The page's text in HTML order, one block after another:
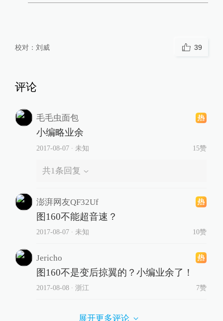
校对： 刘威 39
评论
毛毛虫面包
小编略业余
2017-08-07∙ 未知 15赞
共1 条回复
澎湃网友QF32Uf
图160不能超音速？
2017-08-07∙ 未知 10赞
Jericho
图160不是变后掠翼的？小编业余了！
2017-08-08∙ 浙江 7赞
展开更多评论